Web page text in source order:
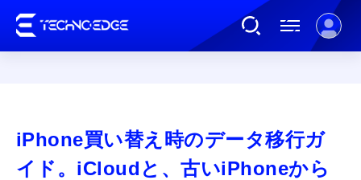
AI
iPhone買い替え時のデータ移行ガ
イド。iCloudと、古いiPhoneから